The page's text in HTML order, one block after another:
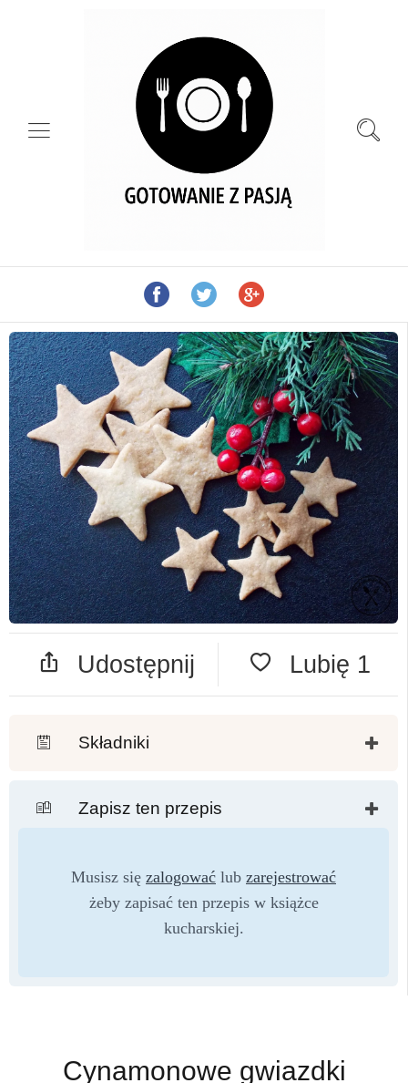
Udostępnij Lubię 1
Składniki
Zapisz ten przepis
Musisz się zalogować lub zarejestrować
żeby zapisać ten przepis w książce
kucharskiej.
Cynamonowe gwiazdki